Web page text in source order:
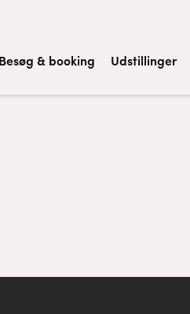
Besøg & booking Udstillinger